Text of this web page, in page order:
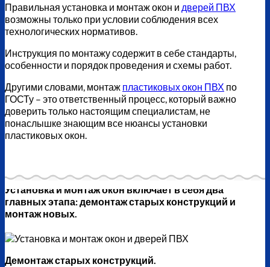
Правильная установка и монтаж окон и дверей ПВХ
возможны только при условии соблюдения всех
технологических нормативов.
Инструкция по монтажу содержит в себе стандарты,
особенности и порядок проведения и схемы работ.
Другими словами, монтаж пластиковых окон ПВХ по
ГОСТу – это ответственный процесс, который важно
доверить только настоящим специалистам, не
понаслышке знающим все нюансы установки
пластиковых окон.
Установка и монтаж окон включает в себя два
главных этапа: демонтаж старых конструкций и
монтаж новых.
Демонтаж старых конструкций.